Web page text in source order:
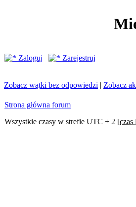
Zaloguj
Zarejestruj
Zobacz wątki bez odpowiedzi | Zobacz
Strona główna forum
Wszystkie czasy w strefie UTC + 2 [czas